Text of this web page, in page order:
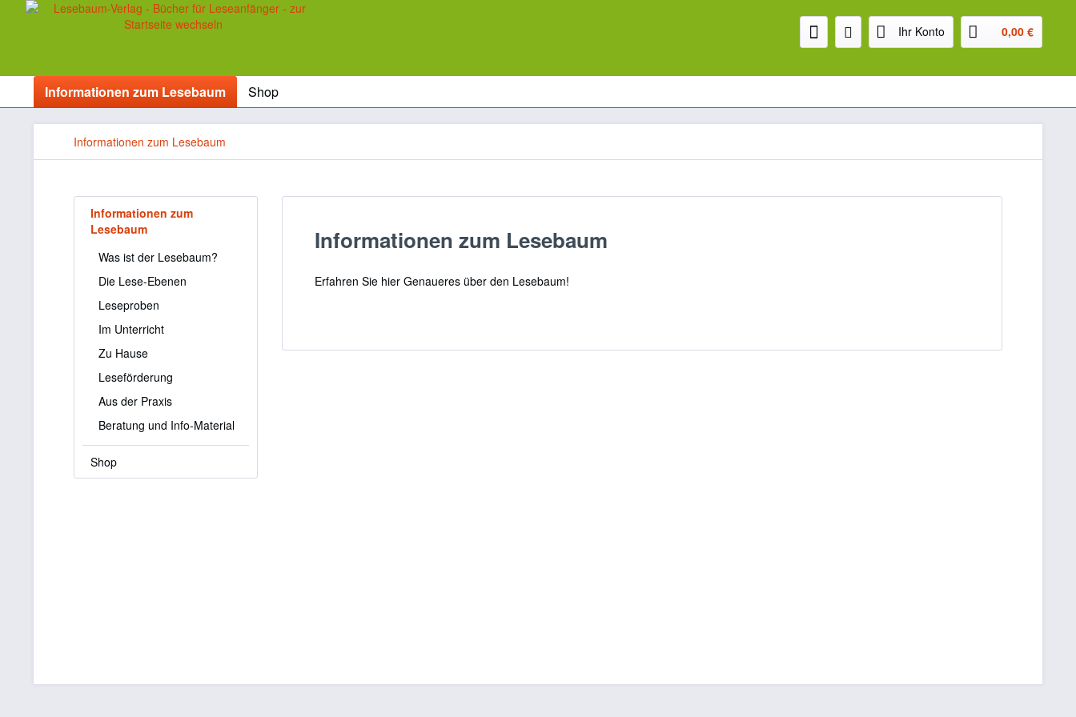
Ihr Konto 0,00 €
Informationen zum Lesebaum Shop
Informationen zum Lesebaum
Informationen zum
Lesebaum
Was ist der Lesebaum?
Die Lese-Ebenen
Leseproben
Im Unterricht
Zu Hause
Leseförderung
Aus der Praxis
Beratung und Info-Material
Shop
Informationen zum Lesebaum
Erfahren Sie hier Genaueres über den Lesebaum!